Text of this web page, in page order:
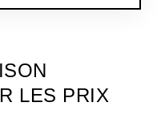
LES PRIX